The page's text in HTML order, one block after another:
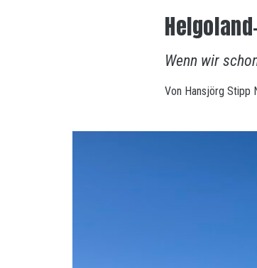
Wenn wir
Von Hansjörg Stipp